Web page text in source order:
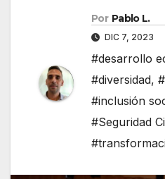
Por Pablo L.
DIC 7, 2023
#desarrollo
#diversidad,
#inclusión
#Seguridad